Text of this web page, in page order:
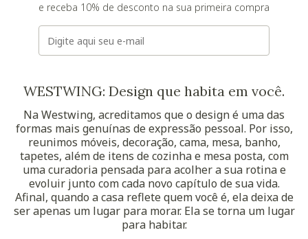
e receba 10% de desconto na sua primeira compra
E-mail
WESTWING: Design que habita em você.
Na Westwing, acreditamos que o design é uma das
formas mais genuínas de expressão pessoal. Por isso,
reunimos móveis, decoração, cama, mesa, banho,
tapetes, além de itens de cozinha e mesa posta, com
uma curadoria pensada para acolher a sua rotina e
evoluir junto com cada novo capítulo de sua vida.
Afinal, quando a casa reflete quem você é, ela deixa de
ser apenas um lugar para morar. Ela se torna um lugar
para habitar.